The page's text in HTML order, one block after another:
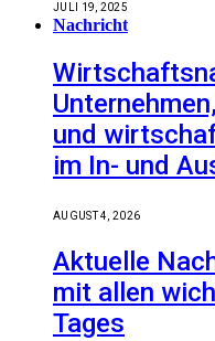
JULI 19, 2025
Nachricht
und
im In- und
AUGUST 4, 2026
Aktuelle
mit allen
Tages